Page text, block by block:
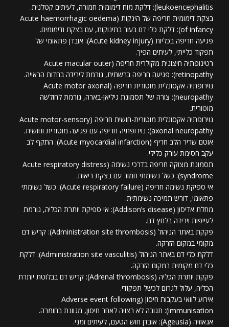
leukoencephalitis): דלקת מוח דימומית חמורה, לעיתים קטלנית.
בצקת דימומית חריפה של הינקות (Acute haemorrhagic oedema
of infancy): דלקת כלי דם בעור בתינוקות, עם בצקת ודימומים.
פגיעה חריפה בכליות (Acute kidney injury): אובדן פתאומי של
תפקוד כלייתי, לעיתים הפיך.
רטינופתיה חיצונית מקולרית חריפה (Acute macular outer
retinopathy): פגיעה חריפה ברשתית, גורמת לירידה בחדות הראייה.
נוירופתיה אקסונלית מוטורית חריפה (Acute motor axonal
neuropathy): צורה של תסמונת גיליאן-בארה, גורמת לחולשה
מוטורית.
נוירופתיה אקסונלית מוטורית-חושית חריפה (Acute motor-sensory
axonal neuropathy): נוירופתיה חריפה עם פגיעה מוטורית וחושית.
אוטם שריר הלב חריף (Acute myocardial infarction): התקף לב
עקב חסימת עורק כלילי.
תסמונת מצוקה חריפה בדרכי נשימה (Acute respiratory distress
syndrome): כשל נשימתי חמור עם בצקת ריאות.
אי ספיקת נשימה חריפה (Acute respiratory failure): כשל נשימתי
פתאומי, דורש תמיכה נשימתית.
מחלת אדיסון (Addison’s disease): אי ספיקת יותרת הכליה, גורמת
לעייפות וירידה בלחץ דם.
פקקת באתר הניהול (Administration site thrombosis): קריש דם
מקומי במקום הזרקה.
דלקת כלי דם באתר הניהול (Administration site vasculitis): דלקת
כלי דם מקומית במקום הזרקה.
פקקת יותרת הכליה (Adrenal thrombosis): קריש דם בבלוטת יותרת
הכליה, עלול לגרום לכשל תפקודי.
אירוע לוואי בעקבות חיסון (Adverse event following
immunisation): תגובה לא רצויה לאחר חיסון, מגוונת בחומרה.
אגאוזיה (Ageusia): אובדן חוש הטעם, לעיתים זמני.